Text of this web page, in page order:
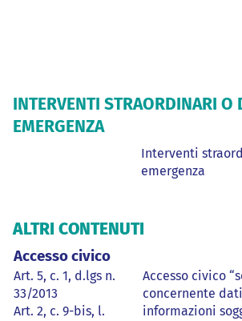
INTERVENTI STRAORDINARI O
EMERGENZA
Interventi
emergenza
ALTRI CONTENUTI
Accesso civico
Art. 5, c. 1, d.lgs n.
33/2013
Art. 2, c. 9-bis, l.
Accesso civico
concernente
informazioni